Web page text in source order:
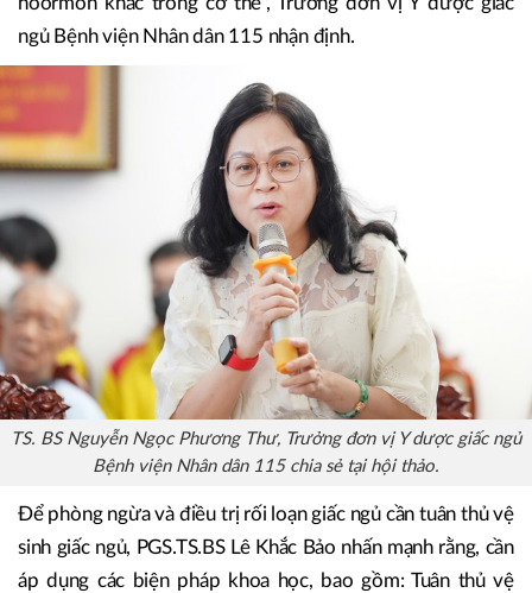
ngủ Bệnh viện Nhân dân 115 nhận định.
TS. BS Nguyễn Ngọc Phương Thư, Trưởng đơn vị Y dược giấc ngủ
Bệnh viện Nhân dân 115 chia sẻ tại hội thảo.
Để phòng ngừa và điều trị rối loạn giấc ngủ cần tuân thủ vệ
sinh giấc ngủ, PGS.TS.BS Lê Khắc Bảo nhấn mạnh rằng, cần
áp dụng các biện pháp khoa học, bao gồm: Tuân thủ vệ